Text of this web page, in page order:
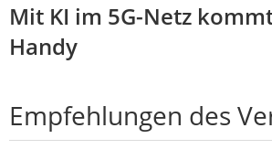
Mit KI im 5G-Netz
Handy
Empfehlungen des